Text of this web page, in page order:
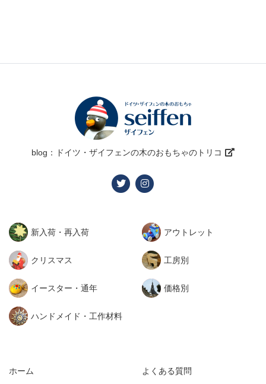
blog：ドイツ・ザイフェンの木のおもちゃのトリコ
新入荷・再入荷
クリスマス
イースター・通年
ハンドメイド・工作材料
アウトレット
工房別
価格別
ホーム よくある質問